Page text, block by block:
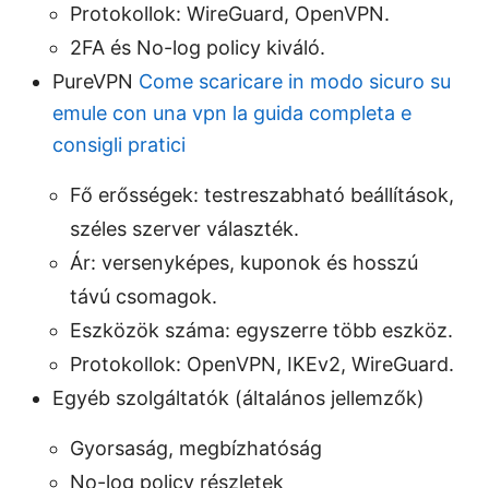
Protokollok: WireGuard, OpenVPN.
2FA és No-log policy kiváló.
PureVPN Come scaricare in modo sicuro su
emule con una vpn la guida completa e
consigli pratici
Fő erősségek: testreszabható beállítások,
széles szerver választék.
Ár: versenyképes, kuponok és hosszú
távú csomagok.
Eszközök száma: egyszerre több eszköz.
Protokollok: OpenVPN, IKEv2, WireGuard.
Egyéb szolgáltatók (általános jellemzők)
Gyorsaság, megbízhatóság
No-log policy részletek